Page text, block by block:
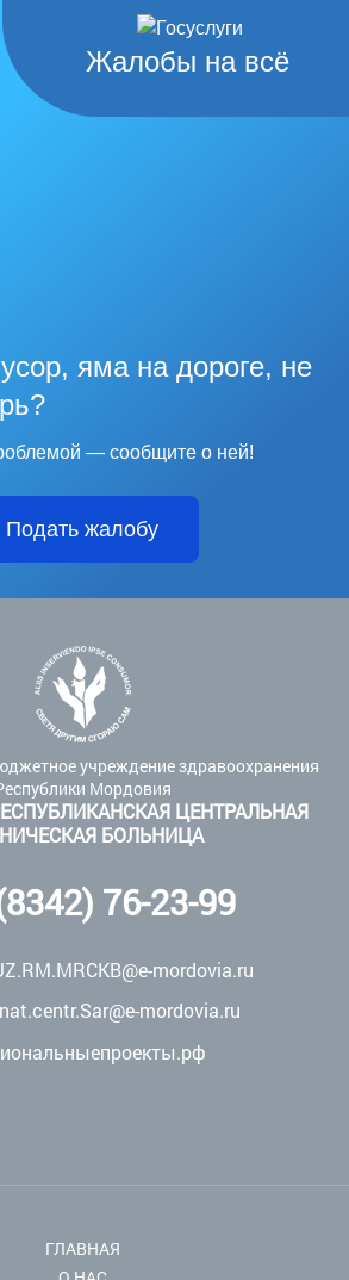
Жалобы на всё
яма на дороге, не
— сообщите о ней!
Подать жалобу
учреждение здравоохранения
Мордовия
ЦЕНТРАЛЬНАЯ
БОЛЬНИЦА
76-23-99
mordovia.ru
mordovia.ru
ГЛАВНАЯ